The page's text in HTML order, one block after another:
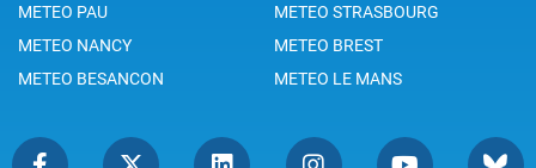
METEO PAU
METEO STRASBOURG
METEO NANCY
METEO BREST
METEO BESANCON
METEO LE MANS